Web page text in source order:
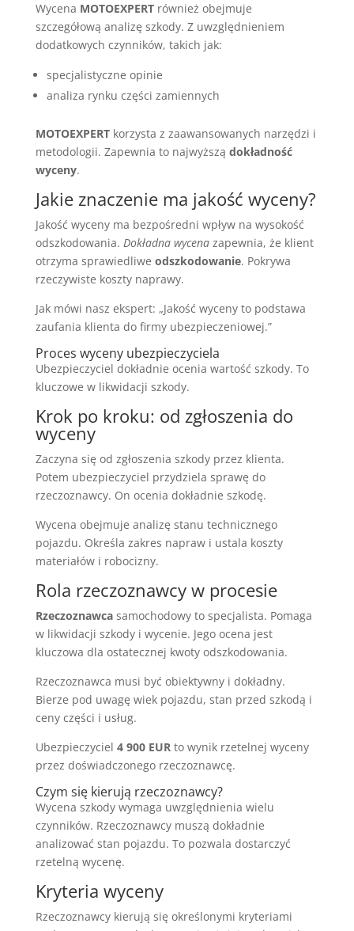
Wycena MOTOEXPERTrównież obejmuje
szczegółową analizę szkody. Z uwzględnieniem
dodatkowych czynników, takich jak:
specjalistyczne opinie
analiza rynku części zamiennych
MOTOEXPERTkorzysta z zaawansowanych narzędzi i
metodologii. Zapewnia to najwyższą dokładność
wyceny.
Jakie znaczenie ma jakość wyceny?
Jakość wyceny ma bezpośredni wpływ na wysokość
odszkodowania. Dokładna wycenazapewnia, że klient
otrzyma sprawiedliwe odszkodowanie. Pokrywa
rzeczywiste koszty naprawy.
Jak mówi nasz ekspert: „Jakość wyceny to podstawa
zaufania klienta do firmy ubezpieczeniowej.”
Proces wyceny ubezpieczyciela
Ubezpieczyciel dokładnie ocenia wartość szkody. To
kluczowe w likwidacji szkody.
Krok po kroku: od zgłoszenia do
wyceny
Zaczyna się od zgłoszenia szkody przez klienta.
Potem ubezpieczyciel przydziela sprawę do
rzeczoznawcy. On ocenia dokładnie szkodę.
Wycena obejmuje analizę stanu technicznego
pojazdu. Określa zakres napraw i ustala koszty
materiałów i robocizny.
Rola rzeczoznawcy w procesie
Rzeczoznawcasamochodowy to specjalista. Pomaga
w likwidacji szkody i wycenie. Jego ocena jest
kluczowa dla ostatecznej kwoty odszkodowania.
Rzeczoznawca musi być obiektywny i dokładny.
Bierze pod uwagę wiek pojazdu, stan przed szkodą i
ceny części i usług.
Ubezpieczyciel 4 900 EURto wynik rzetelnej wyceny
przez doświadczonego rzeczoznawcę.
Czym się kierują rzeczoznawcy?
Wycena szkody wymaga uwzględnienia wielu
czynników. Rzeczoznawcy muszą dokładnie
analizować stan pojazdu. To pozwala dostarczyć
rzetelną wycenę.
Kryteria wyceny
Rzeczoznawcy kierują się określonymi kryteriami